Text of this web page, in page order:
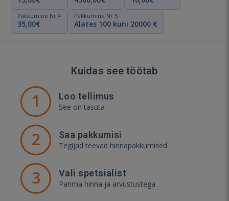
Pakkumine Nr 4
35,00€
Pakkumine Nr 5
Alates 100 kuni 20000 €
Kuidas see töötab
1 Loo tellimus
See on tasuta
2 Saa pakkumisi
Tegijad teevad hinnapakkumised
3 Vali spetsialist
Parima hinna ja arvustustega